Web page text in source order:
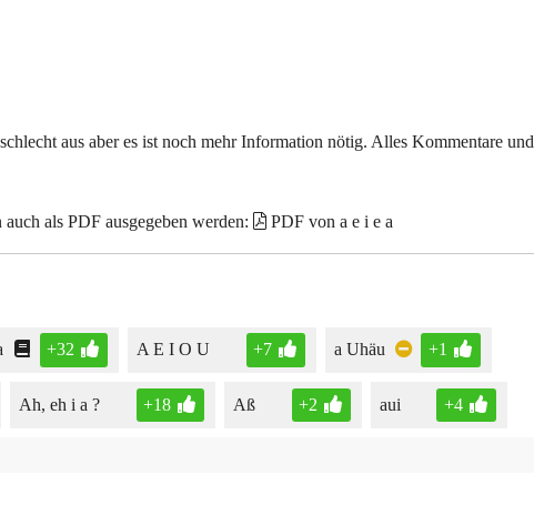
aus aber es ist noch mehr Information nötig. Alles Kommentare und
als PDF ausgegeben werden: PDF von a e i e a
+32 A E I O U +7 a Uhäu +1
Ah, eh i a ? +18 Aß +2 aui +4